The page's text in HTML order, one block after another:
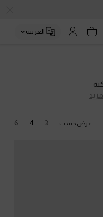
العربية
بل
عرض حسب 3
4
6